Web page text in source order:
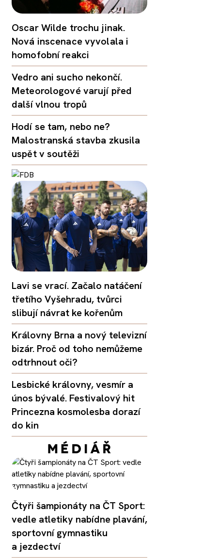
Oscar Wilde trochu jinak.
Nová inscenace vyvolala i
homofobní reakci
Vedro ani sucho nekončí.
Meteorologové varují před
další vlnou tropů
Hodí se tam, nebo ne?
Malostranská stavba zkusila
uspět v soutěži
Lavi se vrací. Začalo natáčení
třetího Vyšehradu, tvůrci
slibují návrat ke kořenům
Královny Brna a nový televizní
bizár. Proč od toho nemůžeme
odtrhnout oči?
Lesbické královny, vesmír a
únos bývalé. Festivalový hit
Princezna kosmolesba dorazí
do kin
Čtyři šampionáty na ČT Sport:
vedle atletiky nabídne plavání,
sportovní gymnastiku
a jezdectví